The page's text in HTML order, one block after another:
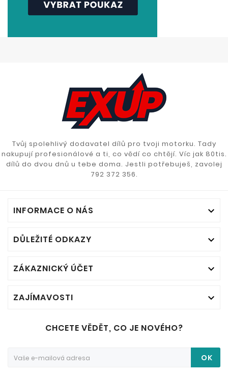
Tvůj spolehlivý dodavatel dílů pro tvoji motorku. Tady
nakupují profesionálové a ti, co vědí co chtějí. Víc jak 80tis.
dílů do dvou dnů u tebe doma. Jestli potřebuješ, zavolej
792 372 356.
INFORMACE O NÁS 
DŮLEŽITÉ ODKAZY 
ZÁKAZNICKÝ ÚČET 
ZAJÍMAVOSTI 
CHCETE VĚDĚT, CO JE NOVÉHO?
OK